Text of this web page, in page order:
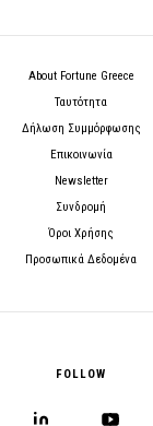
About Fortune Greece
Ταυτότητα
Δήλωση Συμμόρφωσης
Επικοινωνία
Newsletter
Συνδρομή
Όροι Χρήσης
Προσωπικά Δεδομένα
FOLLOW